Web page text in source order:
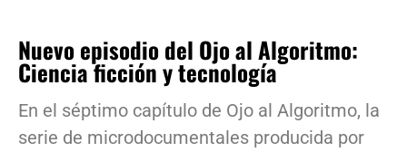
Nuevo episodio del Ojo al Algoritmo:
Ciencia ficción y tecnología
En el séptimo capítulo de Ojo al Algoritmo, la
serie de microdocumentales producida por